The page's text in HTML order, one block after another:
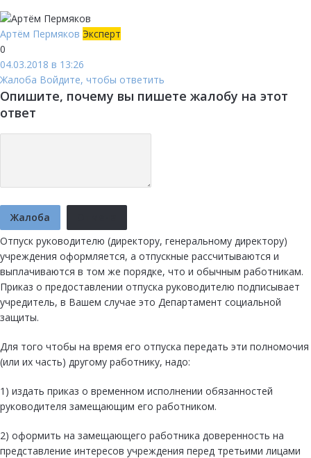
Артём Пермяков Эксперт
0
04.03.2018 в 13:26
Жалоба Войдите, чтобы ответить
Опишите, почему вы пишете жалобу на этот
ответ
Жалоба
Отпуск руководителю (директору, генеральному директору)
учреждения оформляется, а отпускные рассчитываются и
выплачиваются в том же порядке, что и обычным работникам.
Приказ о предоставлении отпуска руководителю подписывает
учредитель, в Вашем случае это Департамент социальной
защиты.
Для того чтобы на время его отпуска передать эти полномочия
(или их часть) другому работнику, надо:
1) издать приказ о временном исполнении обязанностей
руководителя замещающим его работником.
2) оформить на замещающего работника доверенность на
представление интересов учреждения перед третьими лицами